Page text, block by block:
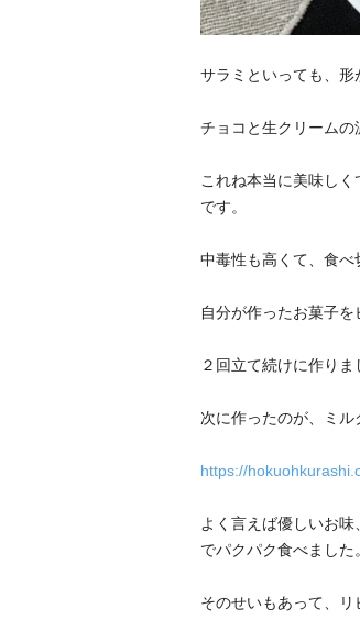
サラミといっても、形
チョコと生クリームの
これね本当に美味し
です。
中毒性も高くて、食べ
自分が作ったお菓子を
２回立て続けに作り
次に作ったのが、ミル
https://
よく言えば優しいお
でパクパク食べました。
そのせいもあって、リ